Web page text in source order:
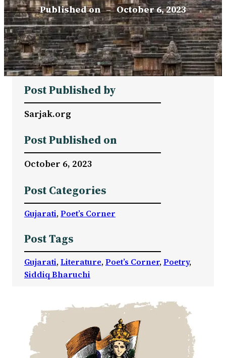
Published on – October 6, 2023
Post Published by
Sarjak.org
Post Published on
October 6, 2023
Post Categories
Gujarati, Poet’s Corner
Post Tags
Gujarati, Literature, Poet’s Corner, Poetry
Siddiq Bharuchi